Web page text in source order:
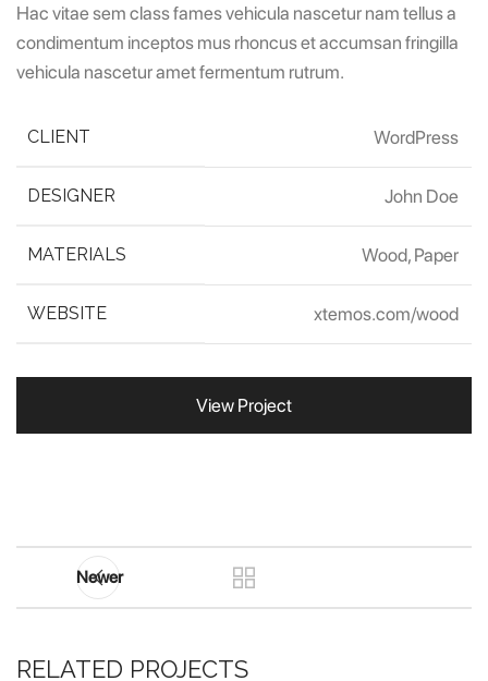
Hac vitae sem class fames vehicula nascetur nam tellus a
condimentum inceptos mus rhoncus et accumsan fringilla
vehicula nascetur amet fermentum rutrum.
CLIENT WordPress
DESIGNER John Doe
MATERIALS Wood, Paper
WEBSITE xtemos.com/wood
View Project
Newer
RELATED PROJECTS